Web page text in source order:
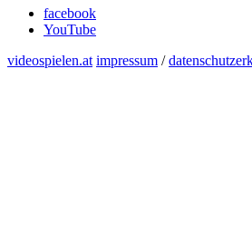
facebook
YouTube
videospielen.at impressum /